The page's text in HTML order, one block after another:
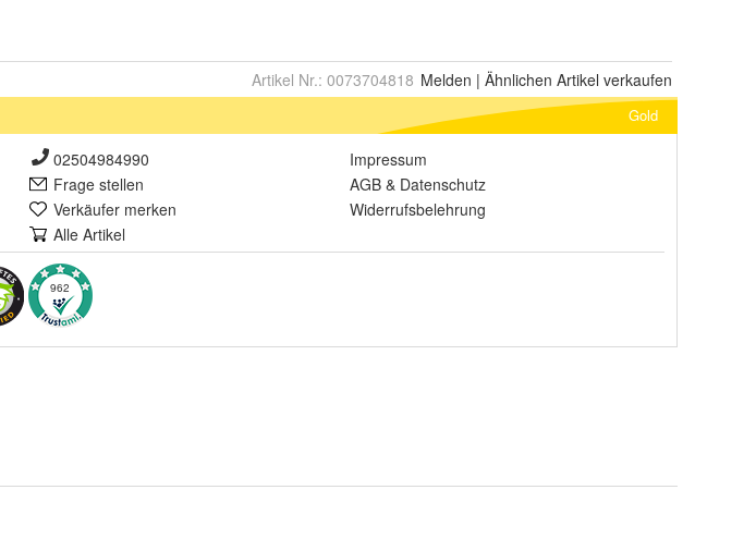
Artikel Nr.: 0073704818 Melden | Ähnlichen Artikel verkaufen
Gold
02504984990
Frage stellen
Verkäufer merken
Alle Artikel
Impressum
AGB & Datenschutz
Widerrufsbelehrung
962